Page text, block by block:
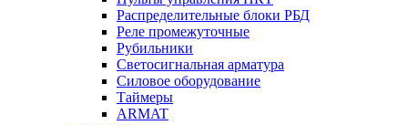
Распределительные блоки РБД
Реле промежуточные
Рубильники
Светосигнальная арматура
Силовое оборудование
Таймеры
ARMAT